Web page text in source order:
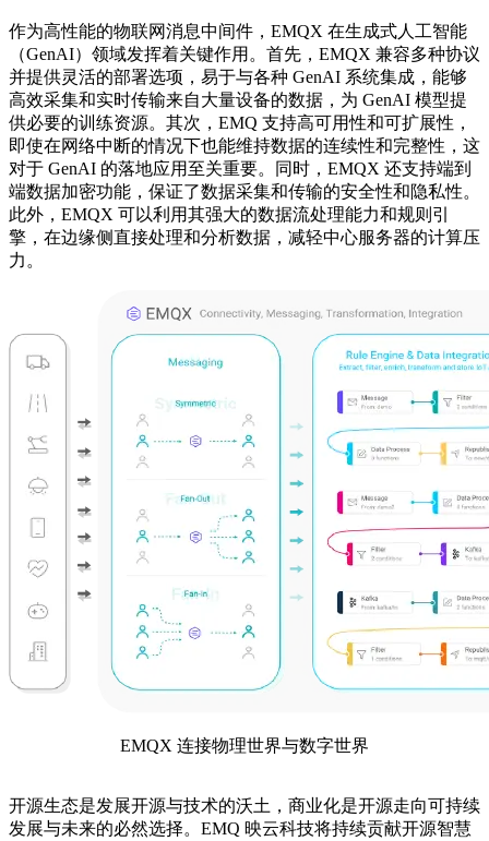
作为高性能的物联网消息中间件，EMQX 在生成式人工智能
（GenAI）领域发挥着关键作用。首先，EMQX 兼容多种协议
并提供灵活的部署选项，易于与各种 GenAI 系统集成，能够
高效采集和实时传输来自大量设备的数据，为 GenAI 模型提
供必要的训练资源。其次，EMQ 支持高可用性和可扩展性，
即使在网络中断的情况下也能维持数据的连续性和完整性，这
对于 GenAI 的落地应用至关重要。同时，EMQX 还支持端到
端数据加密功能，保证了数据采集和传输的安全性和隐私性。
此外，EMQX 可以利用其强大的数据流处理能力和规则引
擎，在边缘侧直接处理和分析数据，减轻中心服务器的计算压
力。
EMQX 连接物理世界与数字世界
开源生态是发展开源与技术的沃土，商业化是开源走向可持续
发展与未来的必然选择。EMQ 映云科技将持续贡献开源智慧